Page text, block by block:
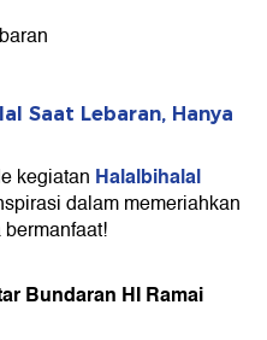
Saat Lebaran, Hanya
kegiatan Halalbihalal
dalam memeriahkan
Bundaran HI Ramai